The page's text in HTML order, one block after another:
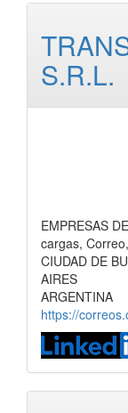
S.R.L.
EMPRESAS
cargas,
CIUDAD DE
AIRES
ARGENTINA
https://